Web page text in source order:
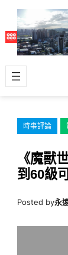
主
容
時事評論
《魔獸
到60級
Posted by永